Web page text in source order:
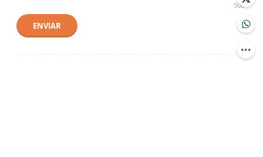
500
ENVIAR